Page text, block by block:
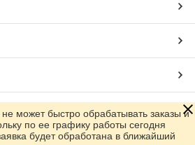
может быстро обрабатывать заказы и
по ее графику работы сегодня
будет обработана в ближайший